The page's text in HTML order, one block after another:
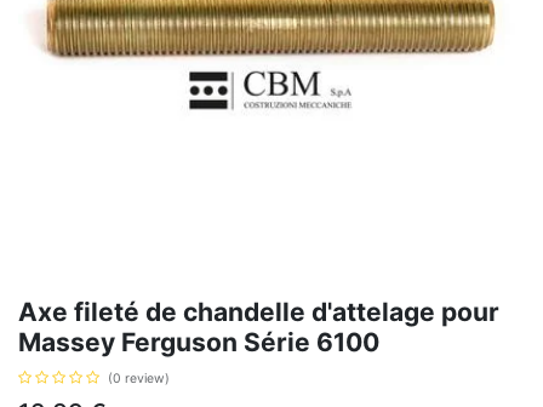
Axe fileté de chandelle d'attelage pour
Massey Ferguson Série 6100
(0 review)